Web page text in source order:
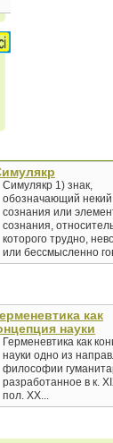
Симулякр 1) знак,
обозначающий
сознания или
сознания,
которого трудно,
или бессмысленно
как
науки
Герменевтика как
науки одно из
философии
разработанное в к.
пол. XX...